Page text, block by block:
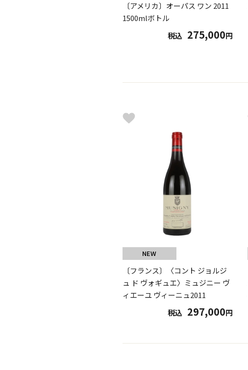
〔アメリカ〕オーパス ワン 2011
1500mlボトル
税込 275,000円
NEW
〔フランス〕〈コント ジョルジ
ュ ド ヴォギュエ〉ミュジニー ヴ
ィエーユ ヴィーニュ2011
税込 297,000円